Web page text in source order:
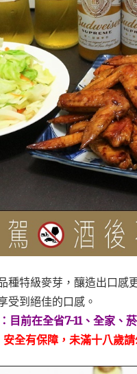
種特級麥芽，釀造出口
受到絕佳的口感。
前在全省7-11、全家、菸
全有保障，未滿十八歲